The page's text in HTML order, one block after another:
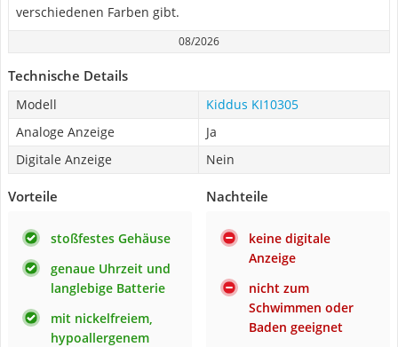
verschiedenen Farben gibt.
08/2026
Technische Details
Modell
Kiddus KI10305
Analoge Anzeige
Ja
Digitale Anzeige
Nein
Vorteile
stoßfestes Gehäuse
genaue Uhrzeit und
langlebige Batterie
mit nickelfreiem,
hypoallergenem
Nachteile
keine digitale
Anzeige
nicht zum
Schwimmen oder
Baden geeignet